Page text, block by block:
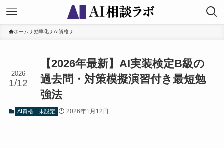
ホーム 効率化 AI資格
【2026年最新】AI実装検定B級の
過去問・対策模擬演習付き最短勉
強法
2026
1/12
AI資格 未設定 2026年1月12日